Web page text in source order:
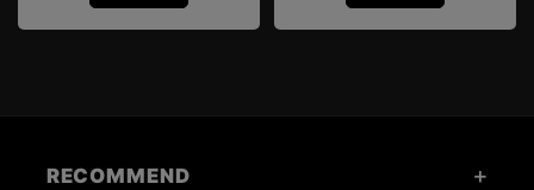
RECOMMEND